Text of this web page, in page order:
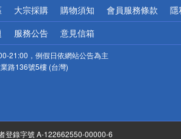
大宗採購 購物須知 會員服務條款 隱
服務公告 意見信箱
21:00，例假日依網站公告為主
路136號5樓 (台灣)
登錄字號 A-122662550-00000-6